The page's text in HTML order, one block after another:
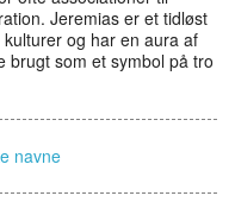
Jeremias er et tidløst
og har en aura af
brugt som et symbol på tro
navne